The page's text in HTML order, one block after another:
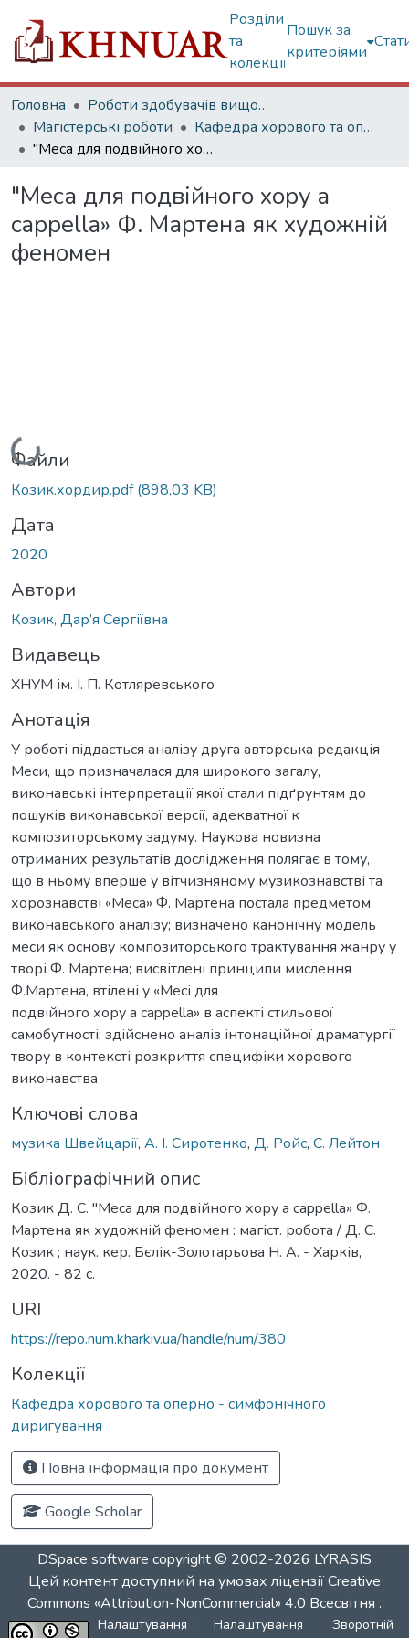
Розділи
та
колекції
Пошук за
критеріями
Головна
Роботи здобувачів вищої освіти
Магістерські роботи
Кафедра хорового та оперно - симфонічного диригування
"Меса для подвійного хору a cappella» Ф. Мартена як художній феномен
"Меса для подвійного хору a
cappella» Ф. Мартена як художній
феномен
Вантажиться...
Файли
Козик.хордир.pdf(898,03 KB)
Дата
2020
Автори
Козик, Дар’я Сергіївна
Видавець
ХНУМ ім. І. П. Котляревського
Анотація
У роботі піддається аналізу друга авторська редакція
Меси, що призначалася для широкого загалу,
виконавські інтерпретації якої стали підґрунтям до
пошуків виконавської версії, адекватної к
композиторському задуму. Наукова новизна
отриманих результатів дослідження полягає в тому,
що в ньому вперше у вітчизняному музикознавстві та
хорознавстві «Меса» Ф. Мартена постала предметом
виконавського аналізу; визначено канонічну модель
меси як основу композиторського трактування жанру у
творі Ф. Мартена; висвітлені принципи мислення
Ф.Мартена, втілені у «Месі для
подвійного хору a cappella» в аспекті стильової
самобутності; здійснено аналіз інтонаційної драматургії
твору в контексті розкриття специфіки хорового
виконавства
Ключові слова
музика Швейцарії, А. І. Сиротенко, Д. Ройс, С. Лейтон
Бібліографічний опис
Козик Д. С. "Меса для подвійного хору a cappella» Ф.
Мартена як художній феномен : магіст. робота / Д. С.
Козик ; наук. кер. Бєлік-Золотарьова Н. А. - Харків,
2020. - 82 с.
URI
https://repo.num.kharkiv.ua/handle/num/380
Колекції
Кафедра хорового та оперно - симфонічного
диригування
Повна інформація про документ
Google Scholar
DSpace software copyright © 2002-2026 LYRASIS
Цей контент доступний на умовах ліцензіїCreative
Commons «Attribution-NonCommercial» 4.0 Всесвітня .
Налаштування
Налаштування
Зворотній